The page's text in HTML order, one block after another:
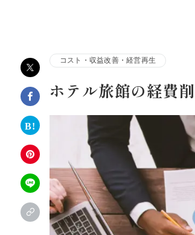
株式会社アルファコンサルティン
コスト・収益改善・経営再生
ホテル旅館の経費